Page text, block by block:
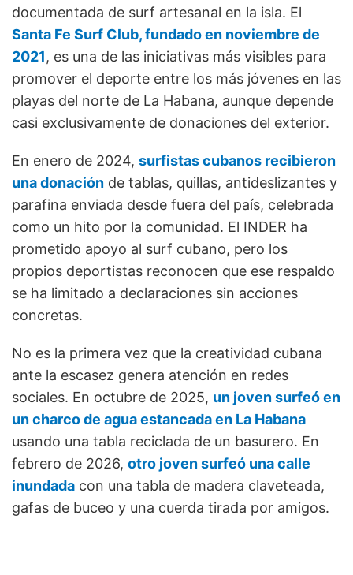
documentada de surf artesanal en la isla. El
Santa Fe Surf Club, fundado en noviembre de
2021, es una de las iniciativas más visibles para
promover el deporte entre los más jóvenes en las
playas del norte de La Habana, aunque depende
casi exclusivamente de donaciones del exterior.
En enero de 2024, surfistas cubanos recibieron
una donación de tablas, quillas, antideslizantes y
parafina enviada desde fuera del país, celebrada
como un hito por la comunidad. El INDER ha
prometido apoyo al surf cubano, pero los
propios deportistas reconocen que ese respaldo
se ha limitado a declaraciones sin acciones
concretas.
No es la primera vez que la creatividad cubana
ante la escasez genera atención en redes
sociales. En octubre de 2025, un joven surfeó en
un charco de agua estancada en La Habana
usando una tabla reciclada de un basurero. En
febrero de 2026, otro joven surfeó una calle
inundada con una tabla de madera claveteada,
gafas de buceo y una cuerda tirada por amigos.